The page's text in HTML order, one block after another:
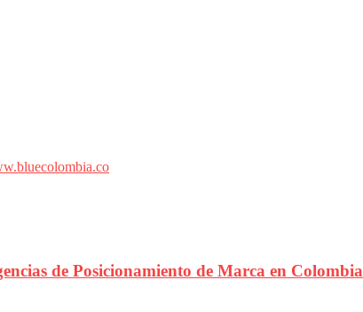
de Posicionamiento de Marca en Colombia